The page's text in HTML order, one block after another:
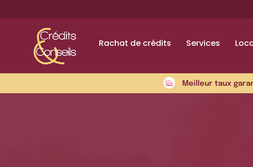
Rachat de crédits Services
Meilleur taux